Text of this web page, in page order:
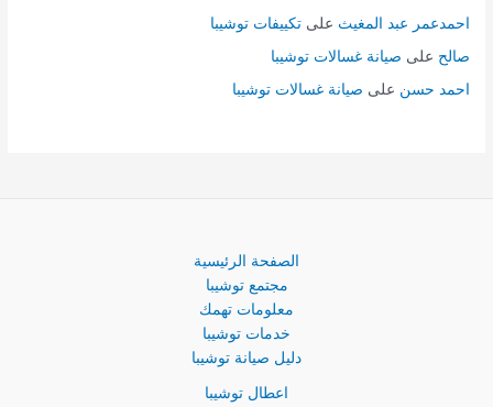
احمدعمر عبد المغيث علىتكييفات توشيبا
صالح على صيانة غسالات توشيبا
احمد حسن على صيانة غسالات توشيبا
الصفحة الرئيسية
مجتمع توشيبا
معلومات تهمك
خدمات توشيبا
دليل صيانة توشيبا
اعطال توشيبا